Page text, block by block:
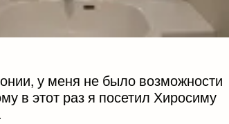
у меня не было возможности
в этот раз я посетил Хиросиму